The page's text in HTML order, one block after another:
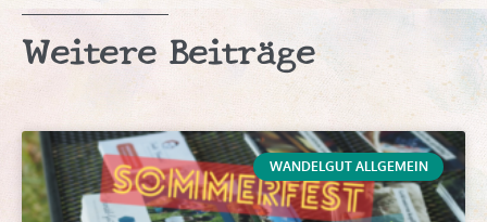
Weitere Beiträge
WANDELGUT ALLGEMEIN